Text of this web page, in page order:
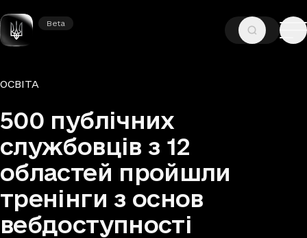
Beta
Beta
ГОЛОВНА
Рубрики
ОСВІТА
500 публічних
службовців з 12
областей пройшли
тренінги з основ
вебдоступності